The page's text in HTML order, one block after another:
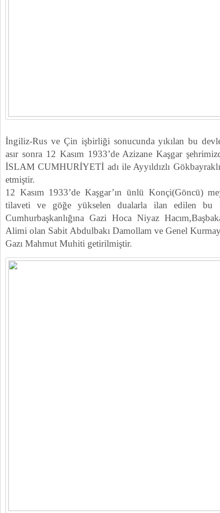
İngiliz-Rus ve Çin işbirliği sonucunda yıkılan bu
asır sonra 12 Kasım 1933’de Azizane Kaşgar
İSLAM CUMHURİYETİ adı ile Ayyıldızlı
etmiştir.
12 Kasım 1933’de Kaşgar’ın ünlü Konçi(Göncü)
tilaveti ve göğe yükselen dualarla ilan edilen bu
Cumhurbaşkanlığına Gazi Hoca Niyaz
Alimi olan Sabit Abdulbakı Damollam ve Genel Kurmay
Gazı Mahmut Muhiti getirilmiştir.